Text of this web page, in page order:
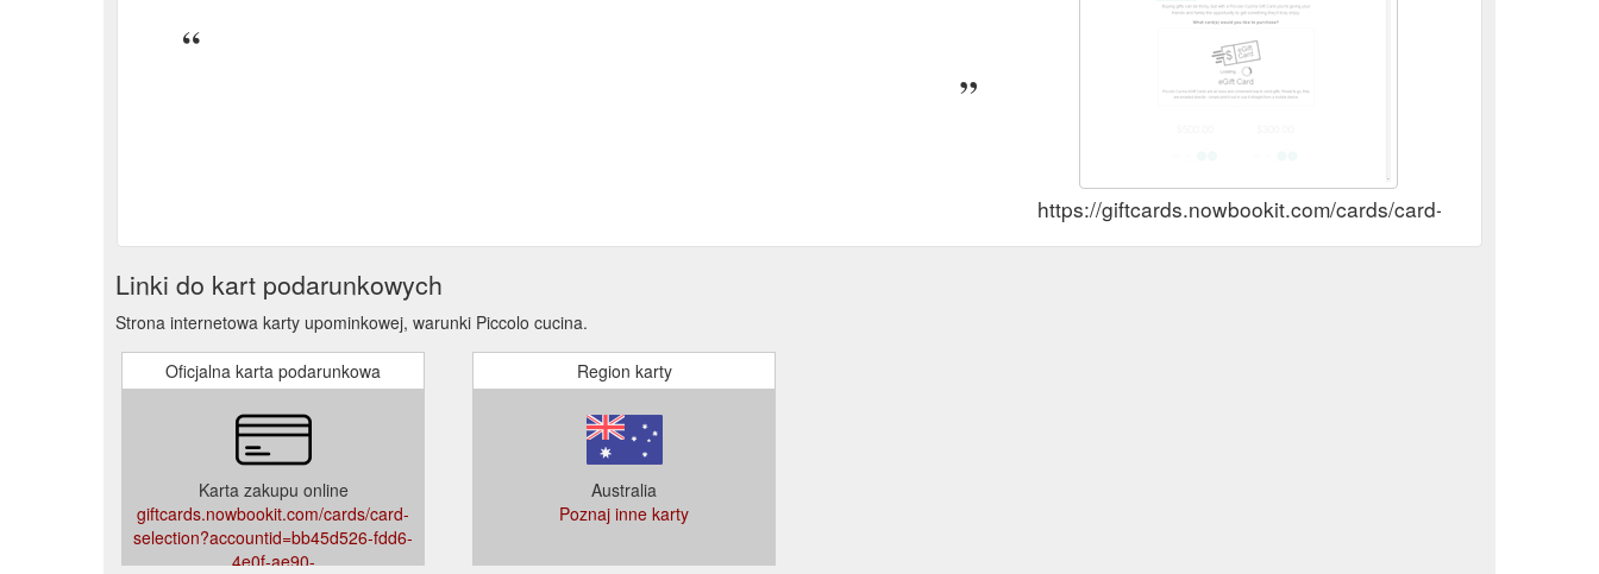
https://giftcards.nowbookit.com/cards/card-
Linki do kart podarunkowych
Strona internetowa karty upominkowej, warunki Piccolo cucina.
Oficjalna karta podarunkowa
Karta zakupu online
giftcards.nowbookit.com/cards/card-
selection?accountid=bb45d526-fdd6-
4e0f-ae90-
Region karty
Australia
Poznaj inne karty